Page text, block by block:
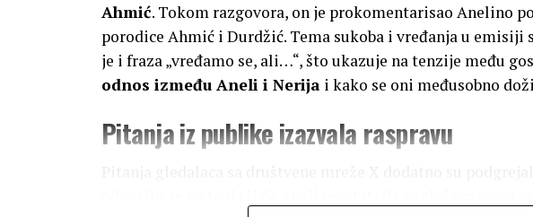
Ahmić. Tokom razgovora, on je prokomentarisao Anelino
porodice Ahmić i Durdžić. Tema sukoba i vređanja u emisiji
je i fraza „vređamo se, ali…“, što ukazuje na tenzije među
odnos između Aneli i Nerija i kako se oni međusobno
Pitanja iz publike izazvala raspravu